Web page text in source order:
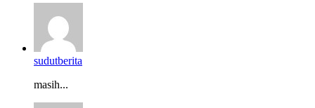
sudutberita
masih...